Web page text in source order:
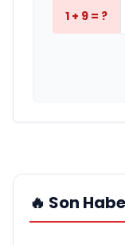
1 + 9 = ?
🔥 Son